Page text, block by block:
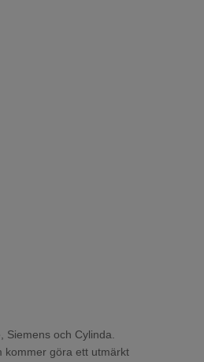
och Cylinda.
kommer göra ett utmärkt